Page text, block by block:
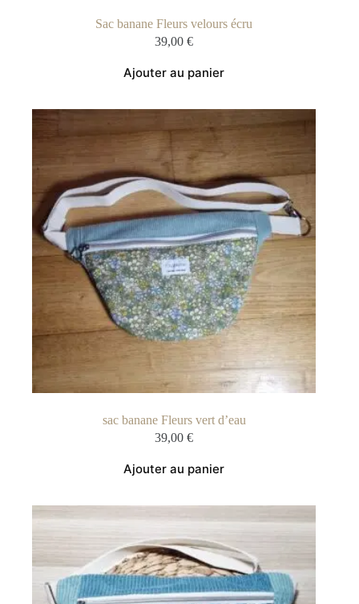
Sac banane Fleurs velours écru
39,00€
Ajouter au panier
sac banane Fleurs vert d’eau
39,00€
Ajouter au panier